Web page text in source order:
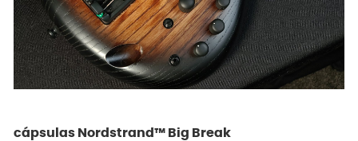
cápsulas Nordstrand™ Big Break